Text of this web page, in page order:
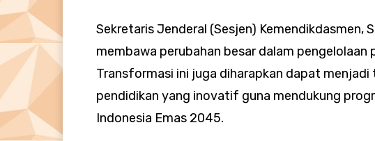
Sekretaris Jenderal (Sesjen) Kemendikdasmen,
membawa perubahan besar dalam pengelolaan
Transformasi ini juga diharapkan dapat
pendidikan yang inovatif guna mendukung
Indonesia Emas 2045.